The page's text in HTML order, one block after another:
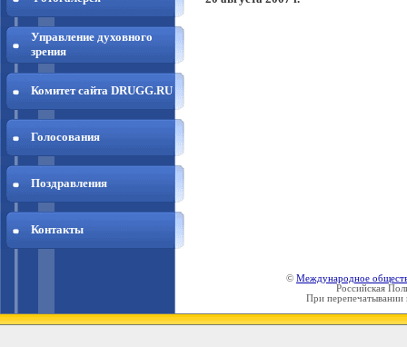
Управление духовного
зрения
Комитет сайта DRUGG.RU
Голосования
Поздравления
Контакты
© Международное
Российская
При перепечатывании